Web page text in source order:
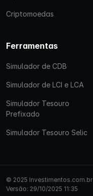
Criptomoedas
Ferramentas
Simulador de CDB
Simulador de LCI e LCA
Simulador Tesouro
Prefixado
Simulador Tesouro Selic
© 2025 Investimentos.com.br
Versão: 29/10/2025 11:35